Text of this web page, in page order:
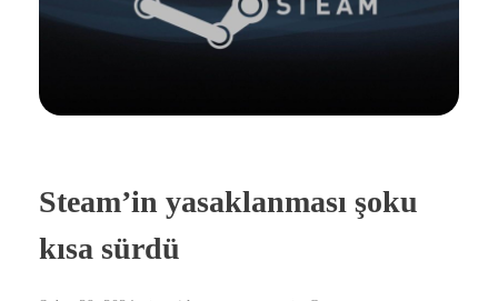
Steam’in yasaklanması şoku
kısa sürdü